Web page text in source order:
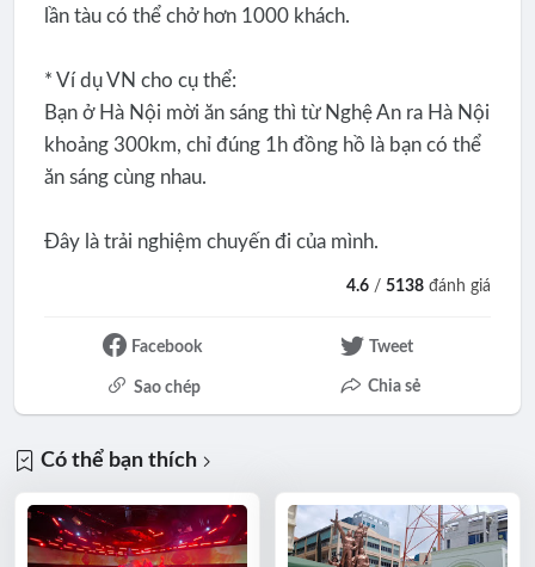
lần tàu có thể chở hơn 1000 khách.
* Ví dụ VN cho cụ thể:
Bạn ở Hà Nội mời ăn sáng thì từ Nghệ An ra Hà Nội
khoảng 300km, chỉ đúng 1h đồng hồ là bạn có thể
ăn sáng cùng nhau.
Đây là trải nghiệm chuyến đi của mình.
4.6 /5138 đánh giá
Facebook Tweet
Sao chép Chia sẻ
Có thể bạn thích